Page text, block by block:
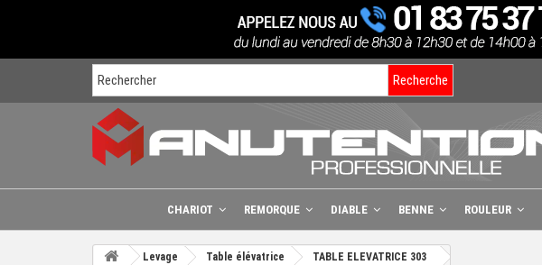
Recherche
CHARIOT REMORQUE DIABLE BENNE ROULEUR
Levage Table élévatrice TABLE ELEVATRICE 303